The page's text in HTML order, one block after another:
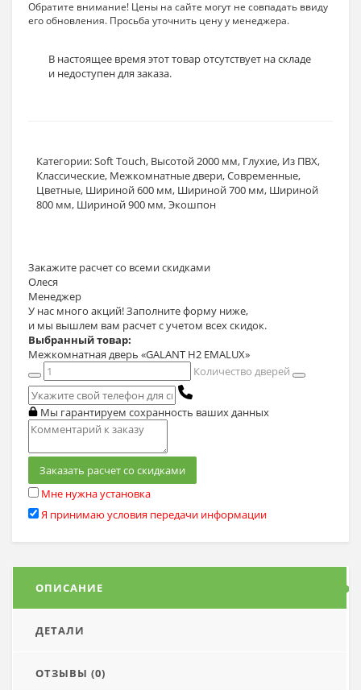
Обратите внимание! Цены на сайте могут не совпадать ввиду
его обновления. Просьба уточнить цену у менеджера.
В настоящее время этот товар отсутствует на складе
и недоступен для заказа.
Категории:Soft Touch, Высотой 2000 мм, Глухие, Из ПВХ,
Классические, Межкомнатные двери,Современные,
Цветные, Шириной 600 мм, Шириной 700 мм, Шириной
800 мм, Шириной 900 мм,Экошпон
Закажите расчетсо всеми скидками
Олеся
Менеджер
У нас много акций! Заполните форму ниже,
и мы вышлем вам расчет с учетом всех скидок.
Выбранный товар:
Межкомнатная дверь «GALANT H2 EMALUX»
Количество дверей
Мы гарантируем сохранность ваших данных
Заказать расчет со скидками
Мне нужна установка
Я принимаю условия передачи информации
ОПИСАНИЕ
ДЕТАЛИ
ОТЗЫВЫ (0)